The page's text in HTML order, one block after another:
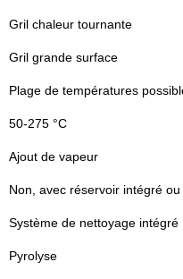
Gril chaleur tournante
Gril grande surface
Plage de températures
50-275 °C
Ajout de vapeur
Non, avec réservoir intégré
Système de nettoyage intégré
Pyrolyse